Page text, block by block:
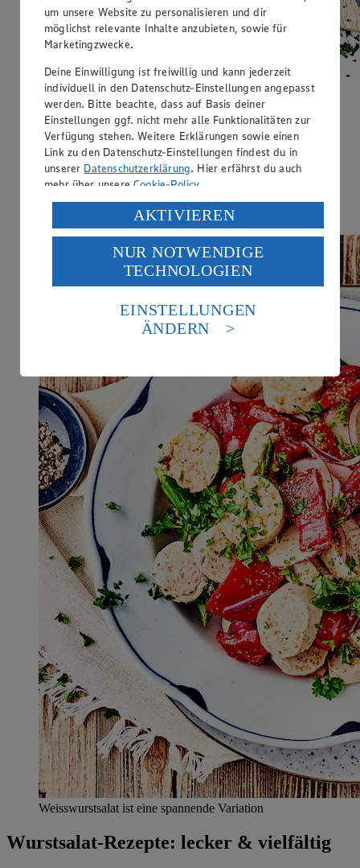
Wurstsalat mit Linsen
Zubereitungsdauer
25 min.
Laktosefrei
Weisswurstsalat ist eine spannende Variation
Wurstsalat-Rezepte: lecker & vielfältig
um unsere Website zu personalisieren und dir
möglichst relevante Inhalte anzubieten, sowie für
Marketingzwecke.
Deine Einwilligung ist freiwillig und kann jederzeit
individuell in den Datenschutz-Einstellungen angepasst
werden. Bitte beachte, dass auf Basis deiner
Einstellungen ggf. nicht mehr alle Funktionalitäten zur
Verfügung stehen. Weitere Erklärungen sowie einen
Link zu den Datenschutz-Einstellungen findest du in
unserer Datenschutzerklärung. Hier erfährst du auch
mehr über unsereCookie-Policy.
Verarbeitung deiner personenbezogenen Daten in den
USA durch Facebook und YouTube:
Wenn du auf „Aktivieren“ klickst, willigst du im Sinne
des Art. 49 Abs. 1 Satz 1 lit. a) DSGVO ein, dass deine
Daten in den USA verarbeitet werden. Der EuGH sieht
die USA als Land mit einem nach europäischen
Standards nicht angemessenen Datenschutzniveau an.
Es besteht das Risiko eines Zugriffs durch US-
Informationen zum Herausgeber der Seite findest du
imImpressum
AKTIVIEREN
NUR NOTWENDIGE
TECHNOLOGIEN
EINSTELLUNGEN
ÄNDERN